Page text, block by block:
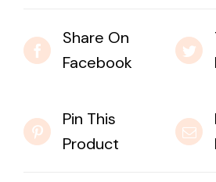
Share On
Facebook
Pin This
Product